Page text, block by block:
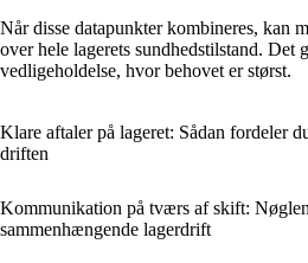
Når disse datapunkter kombineres, kan
over hele lagerets sundhedstilstand. Det
vedligeholdelse, hvor behovet er størst.
Klare aftaler på lageret: Sådan fordeler
driften
Kommunikation på tværs af skift:
sammenhængende lagerdrift